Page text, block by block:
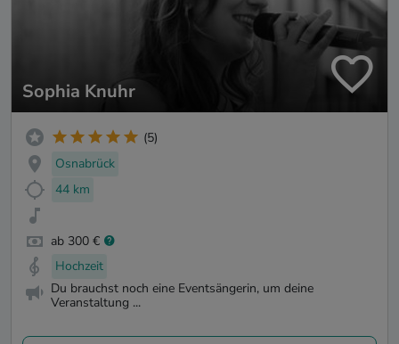
Sophia Knuhr
(5)
Osnabrück
44 km
ab 300 €
Hochzeit
Du brauchst noch eine Eventsängerin, um deine
Veranstaltung ...